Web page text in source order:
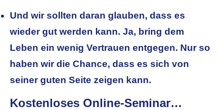
Und wir sollten daran glauben, dass es
wieder gut werden kann. Ja, bring dem
Leben ein wenig Vertrauen entgegen. Nur so
haben wir die Chance, dass es sich von
seiner guten Seite zeigen kann.
Kostenloses Online-Seminar…